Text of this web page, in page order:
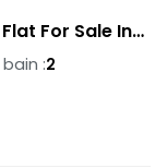
For Sale In
:2